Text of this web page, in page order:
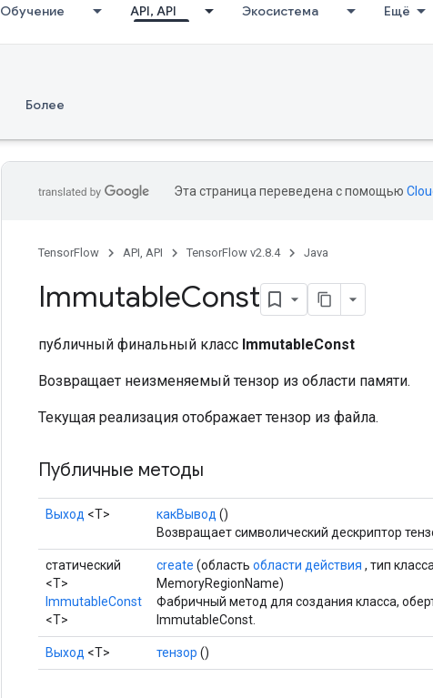
Обучение API, API Экосистема Ещё
Более
Эта страница переведена с помощью
TensorFlow API, API TensorFlow v2.8.4 Java
ImmutableConst
публичный финальный класс ImmutableConst
Возвращает неизменяемый тензор из области памяти.
Текущая реализация отображает тензор из файла.
Публичные методы
Выход <Т> какВывод ()
Возвращает символический дескриптор
статический
<T>
ImmutableConst
<T>
create (область области действия , тип
MemoryRegionName)
Фабричный метод для создания класса,
ImmutableConst.
Выход <Т> тензор ()